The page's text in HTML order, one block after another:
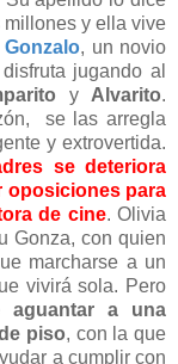
millones y ella vive
Gonzalo, un novio
jugando al
y Alvarito.
se las arregla
y extrovertida.
se deteriora
oposiciones para
de cine. Olivia
Gonza, con quien
marcharse a un
vivirá sola. Pero
aguantar a una
piso, con la que
a cumplir con